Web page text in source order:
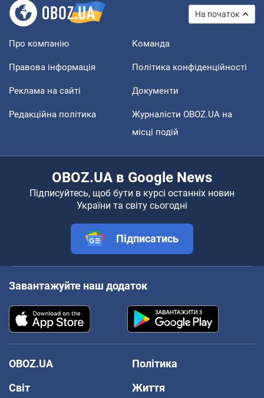
На початок
Про компанію Команда
Правова інформація Політика конфіденційності
Реклама на сайті Документи
Редакційна політика
Журналісти OBOZ.UA на
місці подій
OBOZ.UA в Google News
Підписуйтесь, щоб бути в курсі останніх новин
України та світу сьогодні
Підписатись
Завантажуйте наш додаток
OBOZ.UA
Політика
Світ
Життя